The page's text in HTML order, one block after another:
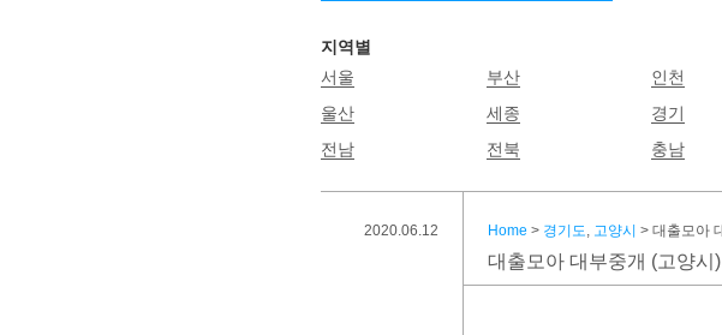
지역별
서울
부산 인천
울산
세종 경기
전남
전북 충남
2020.06.12 Home > 경기도, 고양시 > 대출모아
대출모아 대부중개 (고양시